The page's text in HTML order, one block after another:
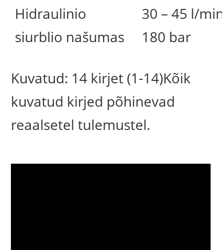
Hidraulinio
siurblio našumas
30 – 45 l/
180 bar
Kuvatud: 14 kirjet (1-14)Kõik
kuvatud kirjed põhinevad
reaalsetel tulemustel.